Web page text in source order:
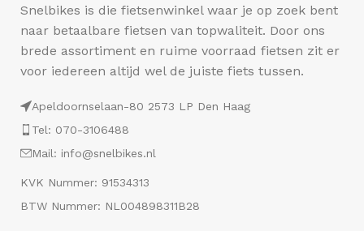
Snelbikes is die fietsenwinkel waar je op zoek bent
naar betaalbare fietsen van topwaliteit. Door ons
brede assortiment en ruime voorraad fietsen zit er
voor iedereen altijd wel de juiste fiets tussen.
Apeldoornselaan-80 2573 LP Den Haag
Tel: 070-3106488
Mail: info@snelbikes.nl
KVK Nummer: 91534313
BTW Nummer: NL004898311B28